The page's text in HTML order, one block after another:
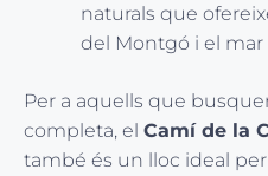
naturals que
del Montgó i el mar
Per a aquells que
completa, el Camí de la
també és un lloc ideal per